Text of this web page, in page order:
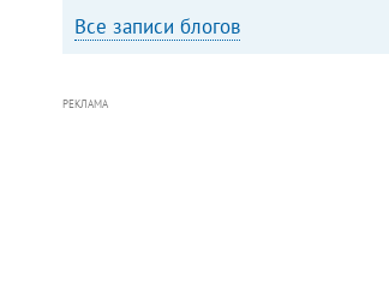
Все записи блогов
РЕКЛАМА